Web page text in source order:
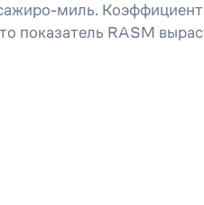
миль. Коэффициент
показатель RASM